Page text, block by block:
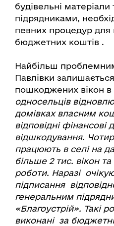
будівельні
підрядниками,
певних процедур для
бюджетних коштів .
Найбільш
Павлівки
пошкоджених вікон в
односельців
домівках власним
відповідні
відшкодування.
працюють в селі на
більше 2 тис. вікон
роботи. Наразі
підписання
генеральним
«Благоустрій». Такі
виконані за